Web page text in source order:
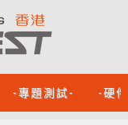
-專題測試- -硬